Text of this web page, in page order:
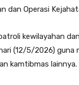
dan Operasi
kewilayahan
(12/5/2026)
kamtibmas lainnya.